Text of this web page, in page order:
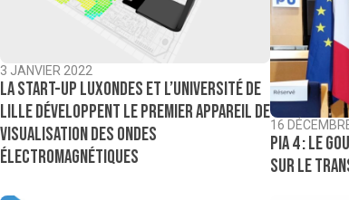
3 JANVIER 2022
La start-up Luxondes et l’Université de
Lille développent le premier appareil de
visualisation des ondes
électromagnétiques
16
PIA 4 : le
sur le